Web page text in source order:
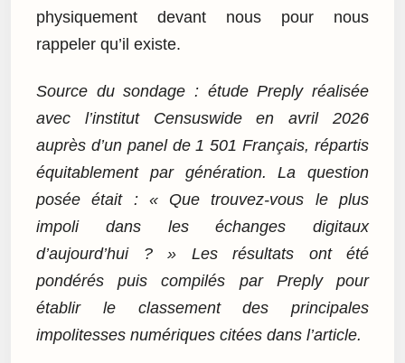
physiquement devant nous pour nous
rappeler qu’il existe.
Source du sondage : étude Preply réalisée
avec l’institut Censuswide en avril 2026
auprès d’un panel de 1 501 Français, répartis
équitablement par génération. La question
posée était : « Que trouvez-vous le plus
impoli dans les échanges digitaux
d’aujourd’hui ? » Les résultats ont été
pondérés puis compilés par Preply pour
établir le classement des principales
impolitesses numériques citées dans l’article.